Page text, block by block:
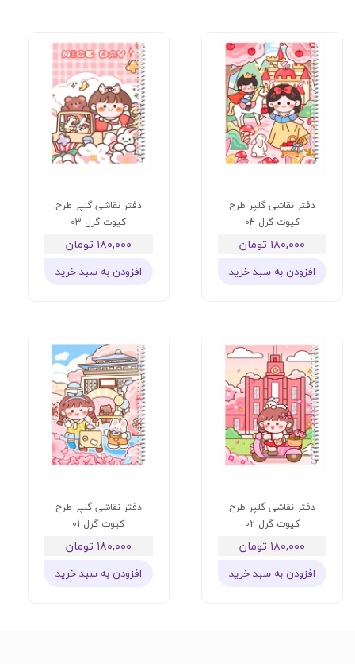
دفتر نقاشی گلپر طرح
کیوت گرل 04
۱۸۰,۰۰۰ تومان
افزودن به سبد خرید
دفتر نقاشی گلپر طرح
کیوت گرل 03
۱۸۰,۰۰۰ تومان
افزودن به سبد خرید
دفتر نقاشی گلپر طرح
کیوت گرل 02
۱۸۰,۰۰۰ تومان
افزودن به سبد خرید
دفتر نقاشی گلپر طرح
کیوت گرل 01
۱۸۰,۰۰۰ تومان
افزودن به سبد خرید